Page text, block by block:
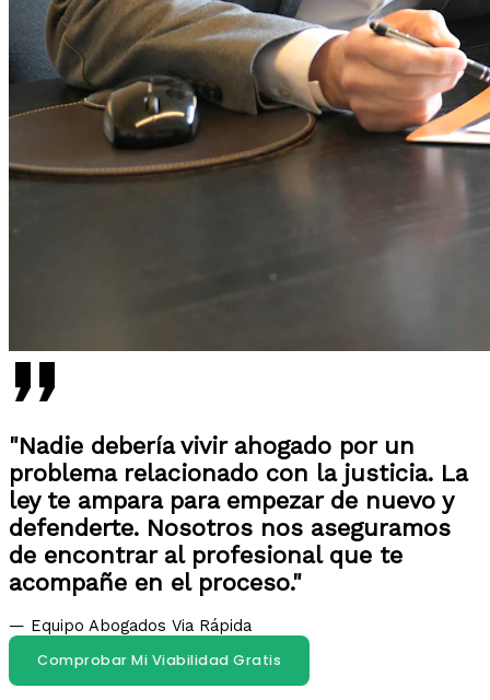
"Nadie debería vivir ahogado por un
problema relacionado con la justicia. La
ley te ampara para empezar de nuevo y
defenderte. Nosotros nos aseguramos
de encontrar al profesional que te
acompañe en el proceso."
— Equipo Abogados Via Rápida
Comprobar Mi Viabilidad Gratis